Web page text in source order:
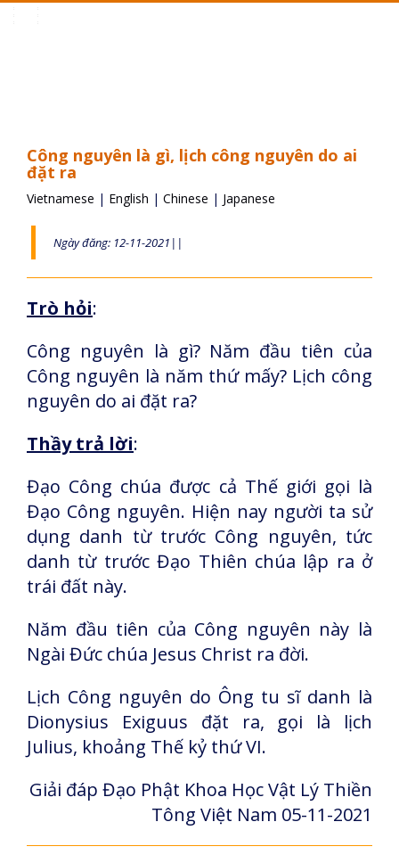
Công nguyên là gì, lịch công nguyên do ai
đặt ra
Vietnamese | English | Chinese | Japanese
Ngày đăng: 12-11-2021||
Trò hỏi:
Công nguyên là gì? Năm đầu tiên của
Công nguyên là năm thứ mấy? Lịch công
nguyên do ai đặt ra?
Thầy trả lời:
Đạo Công chúa được cả Thế giới gọi là
Đạo Công nguyên. Hiện nay người ta sử
dụng danh từ trước Công nguyên, tức
danh từ trước Đạo Thiên chúa lập ra ở
trái đất này.
Năm đầu tiên của Công nguyên này là
Ngài Đức chúa Jesus Christ ra đời.
Lịch Công nguyên do Ông tu sĩ danh là
Dionysius Exiguus đặt ra, gọi là lịch
Julius, khoảng Thế kỷ thứ VI.
Giải đáp Đạo Phật Khoa Học Vật Lý Thiền
Tông Việt Nam 05-11-2021